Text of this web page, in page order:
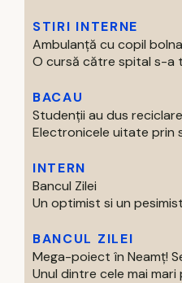
STIRI INTERNE
Ambulanță cu copil
O cursă către spital s-a
BACAU
Studenții au dus
Electronicele uitate prin
INTERN
Bancul Zilei
Un optimist si un
BANCUL ZILEI
Mega-poiect în Neamț!
Unul dintre cele mai